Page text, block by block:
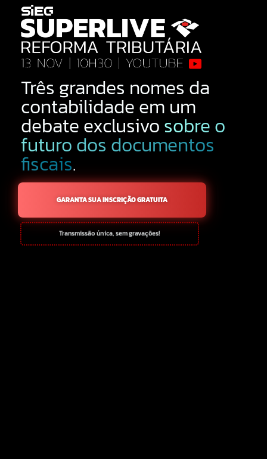
Três grandes nomes da
contabilidade em um
debate exclusivosobre o
futuro dos documentos
fiscais.
GARANTA SUA INSCRIÇÃO GRATUITA
Transmissão única, sem gravações!